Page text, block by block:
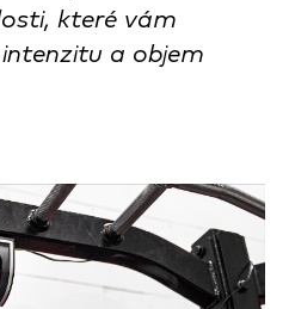
které vám
a objem